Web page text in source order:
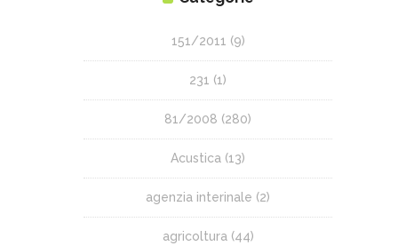
151/2011 (9)
231 (1)
81/2008 (280)
Acustica (13)
agenzia interinale (2)
agricoltura (44)